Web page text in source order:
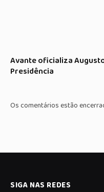
Avante oficializa
Presidência
Os comentários estão
SIGA NAS REDES